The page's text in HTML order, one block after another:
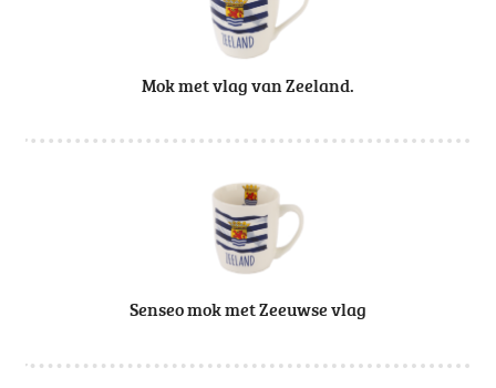
Mok met vlag van Zeeland.
Senseo mok met Zeeuwse vlag